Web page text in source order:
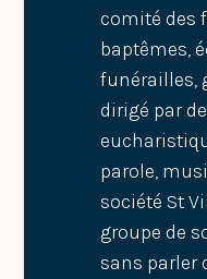
comité des
baptêmes,
funérailles,
dirigé par
parole,
société St
groupe de
sans parler